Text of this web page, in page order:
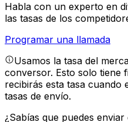
Habla con un experto en
las tasas de los
Programar una llamada
Usamos la tasa del
conversor. Esto solo tiene
recibirás esta tasa cuando
tasas de envío.
¿Sabías que puedes